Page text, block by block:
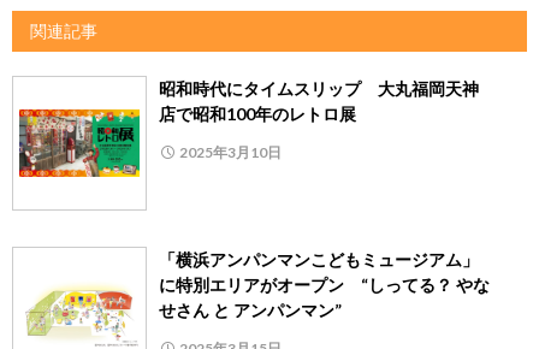
関連記事
昭和時代にタイムスリップ 大丸福岡天神
店で昭和100年のレトロ展
2025年3月10日
「横浜アンパンマンこどもミュージアム」
に特別エリアがオープン “しってる？ やな
せさん と アンパンマン”